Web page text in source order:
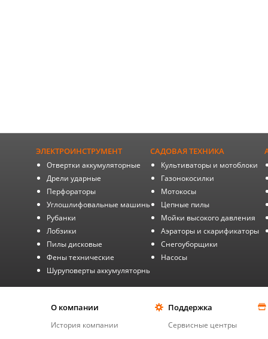
ЭЛЕКТРОИНСТРУМЕНТ
Отвертки аккумуляторные
Дрели ударные
Перфораторы
Углошлифовальные машины
Рубанки
Лобзики
Пилы дисковые
Фены технические
Шуруповерты аккумуляторные
САДОВАЯ ТЕХНИКА
Культиваторы и мотоблоки
Газонокосилки
Мотокосы
Цепные пилы
Мойки высокого давления
Аэраторы и скарификаторы
Снегоуборщики
Насосы
О компании
История компании
Поддержка
Сервисные центры